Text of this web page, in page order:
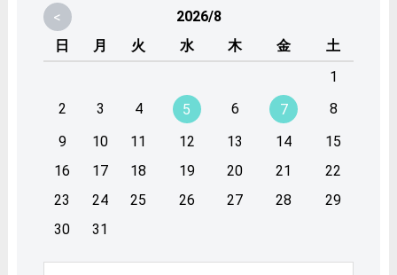
<
2026/8
日
月 火 水 木 金
土
1
2
3 4 5 6 7
8
9
10 11 12 13 14
15
16
17 18 19 20 21
22
23
24 25 26 27 28
29
30
31